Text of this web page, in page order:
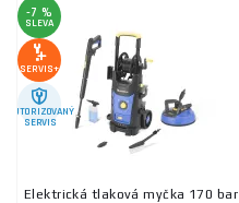
-7 %
SLEVA
SERVIS+
AUTORIZOVANÝ
SERVIS
Elektrická tlaková myčka 170 bar